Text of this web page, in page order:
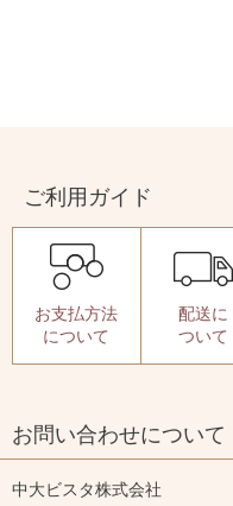
ご利用ガイド
お支払方法
について
配送に
ついて
お問い合わせについて
中大ビスタ株式会社